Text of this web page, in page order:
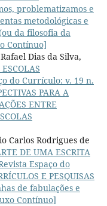
problematizamos e
metodológicas e
da filosofia da
Contínuo]
Dias da Silva,
do Currículo: v. 19 n.
PARA A
ENTRE
Carlos Rodrigues de
DE UMA ESCRITA
Espaço do
E PESQUISAS
de fabulações e
Contínuo]